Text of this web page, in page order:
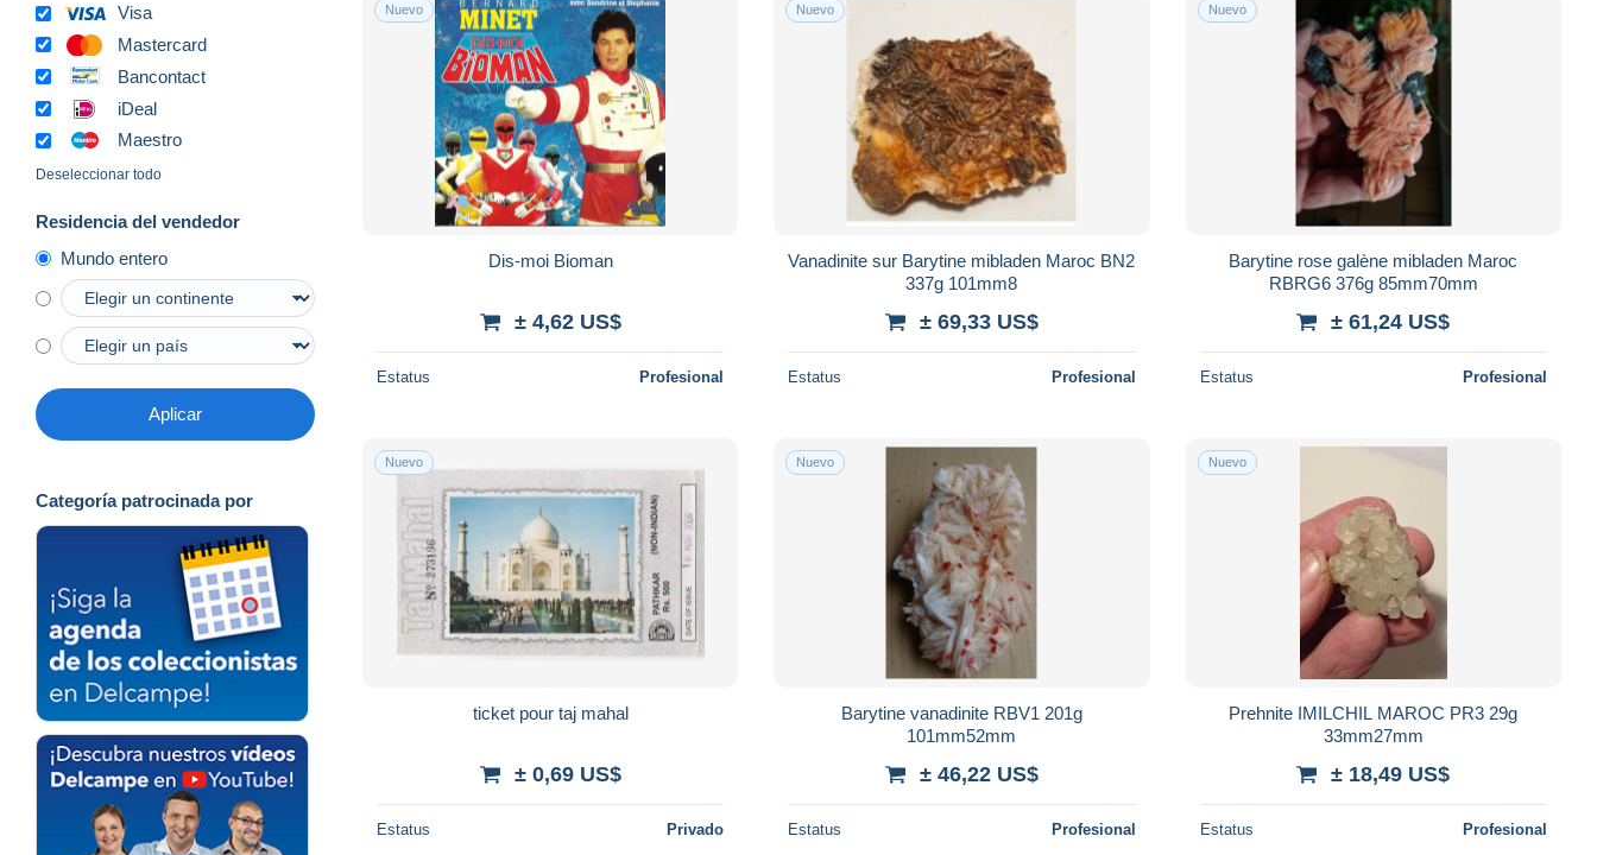
Visa
Mastercard
Bancontact
iDeal
Maestro
Deseleccionar todo
Residencia del vendedor
Mundo entero
Aplicar
Categoría patrocinada por
Nuevo
Dis-moi Bioman
± 4,62 US$
Estatus Profesional
Nuevo
Vanadinite sur Barytine mibladen Maroc BN2
337g 101mm8
± 69,33 US$
Estatus Profesional
Nuevo
Barytine rose galène mibladen Maroc
RBRG6 376g 85mm70mm
± 61,24 US$
Estatus Profesional
Nuevo
ticket pour taj mahal
± 0,69 US$
Estatus Privado
Nuevo
Barytine vanadinite RBV1 201g
101mm52mm
± 46,22 US$
Estatus Profesional
Nuevo
Prehnite IMILCHIL MAROC PR3 29g
33mm27mm
± 18,49 US$
Estatus Profesional